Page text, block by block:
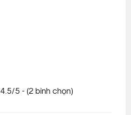
4.5/5 - (2 bình chọn)